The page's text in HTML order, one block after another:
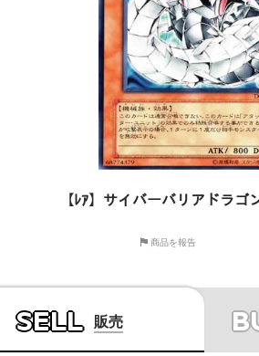
【ﾚｱ】サイバーバリアドラゴ
商品を報告
SELL 販売